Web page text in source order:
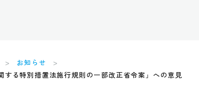
お知らせ
する特別措置法施行規則の一部改正省令案」への意見